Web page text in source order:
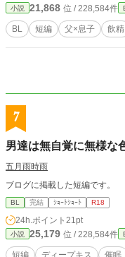
小説 21,868 位 / 228,584件
BL 短編 父×息子 飲精
7
男達は無自覚に無様な
五月雨時雨
ブログに掲載した短編です。
BL 完結 ｼｮｰﾄｼｮｰﾄ R18
24h.ポイント 21pt
小説 25,179 位 / 228,584件
短編 ディープキス 催眠